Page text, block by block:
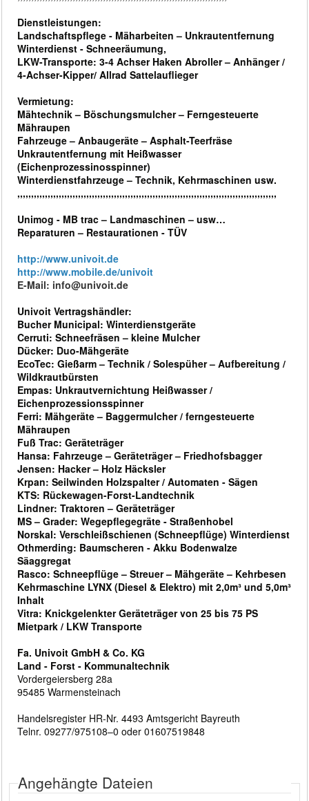
Dienstleistungen:
Landschaftspflege - Mäharbeiten – Unkrautentfernung
Winterdienst - Schneeräumung,
LKW-Transporte: 3-4 Achser Haken Abroller – Anhänger /
4-Achser-Kipper/ Allrad Sattelauflieger
Vermietung:
Mähtechnik – Böschungsmulcher – Ferngesteuerte
Mähraupen
Fahrzeuge – Anbaugeräte – Asphalt-Teerfräse
Unkrautentfernung mit Heißwasser
(Eichenprozessinosspinner)
Winterdienstfahrzeuge – Technik, Kehrmaschinen usw.
,,,,,,,,,,,,,,,,,,,,,,,,,,,,,,,,,,,,,,,,,,,,,,,,,,,,,,,,,,,,,,,,,,,,,,,,,,,,,,,,,,,,,,,,,,,,,,
Unimog - MB trac – Landmaschinen – usw…
Reparaturen – Restaurationen - TÜV
http://www.univoit.de
http://www.mobile.de/univoit
E-Mail: info@univoit.de
Univoit Vertragshändler:
Bucher Municipal: Winterdienstgeräte
Cerruti: Schneefräsen – kleine Mulcher
Dücker: Duo-Mähgeräte
EcoTec: Gießarm – Technik / Solespüher – Aufbereitung /
Wildkrautbürsten
Empas: Unkrautvernichtung Heißwasser /
Eichenprozessionsspinner
Ferri: Mähgeräte – Baggermulcher / ferngesteuerte
Mähraupen
Fuß Trac: Geräteträger
Hansa: Fahrzeuge – Geräteträger – Friedhofsbagger
Jensen: Hacker – Holz Häcksler
Krpan: Seilwinden Holzspalter / Automaten - Sägen
KTS: Rückewagen-Forst-Landtechnik
Lindner: Traktoren – Geräteträger
MS – Grader: Wegepflegegräte - Straßenhobel
Norskal: Verschleißschienen (Schneepflüge) Winterdienst
Othmerding: Baumscheren - Akku Bodenwalze
Säaggregat
Rasco: Schneepflüge – Streuer – Mähgeräte – Kehrbesen
Kehrmaschine LYNX (Diesel & Elektro) mit 2,0m³ und 5,0m³
Inhalt
Vitra: Knickgelenkter Geräteträger von 25 bis 75 PS
Mietpark / LKW Transporte
Fa. Univoit GmbH & Co. KG
Land - Forst - Kommunaltechnik
Vordergeiersberg 28a
95485 Warmensteinach
Handelsregister HR-Nr. 4493 Amtsgericht Bayreuth
Telnr. 09277/975108–0 oder 01607519848
Angehängte Dateien